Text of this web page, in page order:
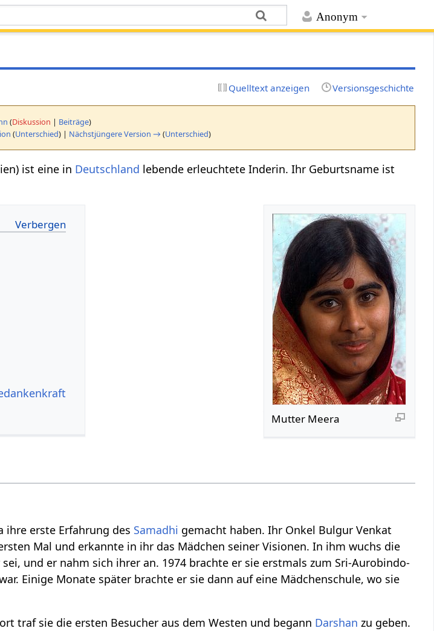
Anonym
Quelltext anzeigen Versionsgeschichte
(Diskussion | Beiträge)
(Unterschied) | Nächstjüngere Version → (Unterschied)
ist eine in Deutschland lebende erleuchtete Inderin. Ihr Geburtsname ist
Mutter Meera
ihre erste Erfahrung des Samadhi gemacht haben. Ihr Onkel Bulgur Venkat
Mal und erkannte in ihr das Mädchen seiner Visionen. In ihm wuchs die
und er nahm sich ihrer an. 1974 brachte er sie erstmals zum Sri-Aurobindo-
Einige Monate später brachte er sie dann auf eine Mädchenschule, wo sie
traf sie die ersten Besucher aus dem Westen und begann Darshan zu geben.